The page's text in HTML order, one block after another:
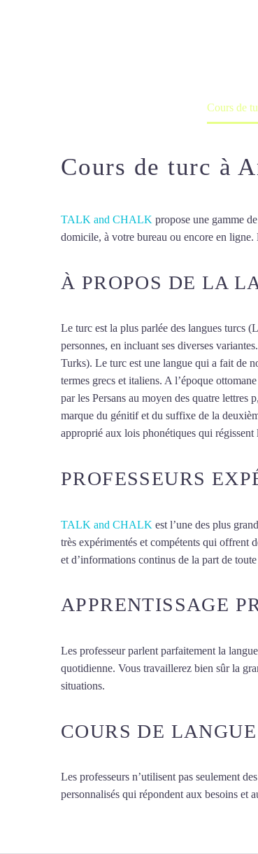
Cours de
Cours de turc à
TALK and CHALK propose une gamme
domicile, à votre bureau ou encore en
À PROPOS DE LA
Le turc est la plus parlée des langues turcs
personnes, en incluant ses diverses
Turks). Le turc est une langue qui a fait de
termes grecs et italiens. A l’époque
par les Persans au moyen des quatre lettres
marque du génitif et du suffixe de la
approprié aux lois phonétiques qui
PROFESSEURS
TALK and CHALK est l’une des plus
très expérimentés et compétents qui offrent
et d’informations continus de la part de
APPRENTISSAGE
Les professeur parlent parfaitement la
quotidienne. Vous travaillerez bien sûr la
situations.
COURS DE
Les professeurs n’utilisent pas seulement
personnalisés qui répondent aux besoins et